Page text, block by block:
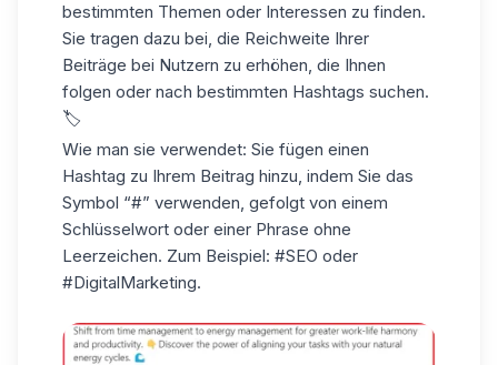
bestimmten Themen oder Interessen zu finden.
Sie tragen dazu bei, die Reichweite Ihrer
Beiträge bei Nutzern zu erhöhen, die Ihnen
folgen oder nach bestimmten Hashtags suchen.
🏷️
Wie man sie verwendet: Sie fügen einen
Hashtag zu Ihrem Beitrag hinzu, indem Sie das
Symbol “#” verwenden, gefolgt von einem
Schlüsselwort oder einer Phrase ohne
Leerzeichen. Zum Beispiel: #SEO oder
#DigitalMarketing.